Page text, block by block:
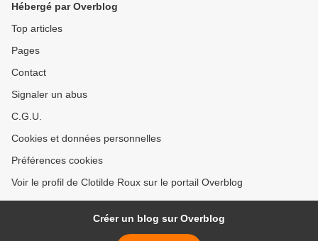
Hébergé par Overblog
Top articles
Pages
Contact
Signaler un abus
C.G.U.
Cookies et données personnelles
Préférences cookies
Voir le profil de Clotilde Roux sur le portail Overblog
Créer un blog sur Overblog